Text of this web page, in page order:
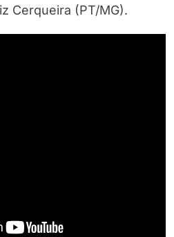
Cerqueira (PT/MG).